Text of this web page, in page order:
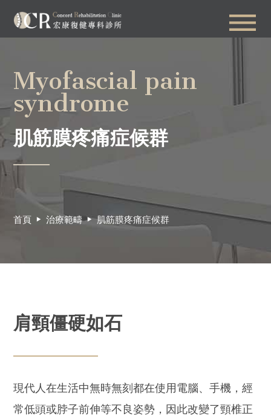
Myofascial pain
syndrome
肌筋膜疼痛症候群
首頁 治療範疇 肌筋膜疼痛症候群
肩頸僵硬如石
現代人在生活中無時無刻都在使用電腦、手機，經
常低頭或脖子前伸等不良姿勢，因此改變了頸椎正